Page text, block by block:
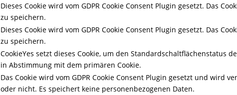
Dieses Cookie wird vom GDPR Cookie Consent Plugin gesetzt. Das
zu speichern.
Dieses Cookie wird vom GDPR Cookie Consent Plugin gesetzt. Das
zu speichern.
CookieYes setzt dieses Cookie, um den Standardschaltflächenstatus
in Abstimmung mit dem primären Cookie.
Das Cookie wird vom GDPR Cookie Consent Plugin gesetzt und wird
oder nicht. Es speichert keine personenbezogenen Daten.